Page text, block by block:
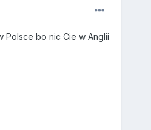
Polsce bo nic Cie w Anglii